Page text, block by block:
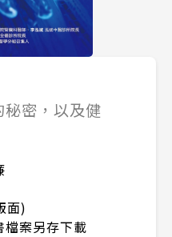
密，以及健
面)
檔案另存下載